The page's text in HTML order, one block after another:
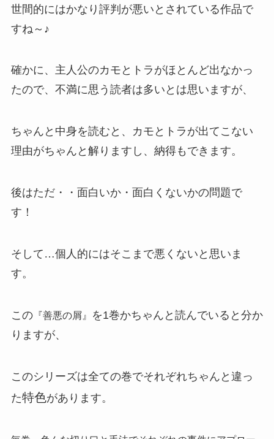
世間的にはかなり評判が悪いとされている作品で
すね～♪
確かに、主人公のカモとトラがほとんど出なかっ
たので、不満に思う読者は多いとは思いますが、
ちゃんと中身を読むと、カモとトラが出てこない
理由がちゃんと解りますし、納得もできます。
後はただ・・面白いか・面白くないかの問題で
す！
そして…個人的にはそこまで悪くないと思いま
す。
この『善悪の屑』
を1巻かちゃんと読んでいると分か
りますが、
このシリーズは全ての巻でそれぞれちゃんと違っ
た特色があります。